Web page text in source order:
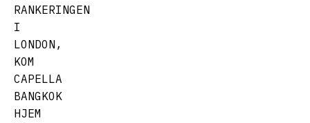
RANKERINGEN
I
LONDON,
KOM
CAPELLA
BANGKOK
HJEM